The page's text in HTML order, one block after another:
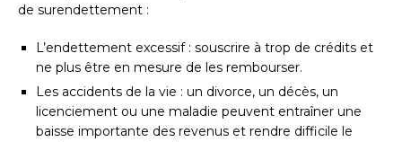
de surendettement :
L’endettement excessif : souscrire à trop de crédits et
ne plus être en mesure de les rembourser.
Les accidents de la vie : un divorce, un décès, un
licenciement ou une maladie peuvent entraîner une
baisse importante des revenus et rendre difficile le